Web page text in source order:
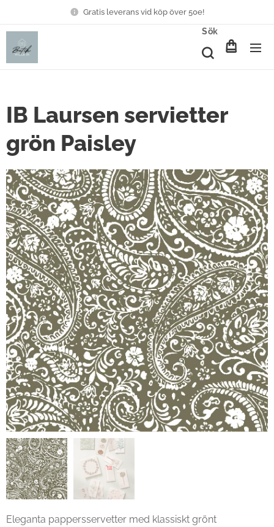
Gratis leverans vid köp över 50e!
Sök
IB Laursen servietter
grön Paisley
Eleganta pappersservetter med klassiskt grönt